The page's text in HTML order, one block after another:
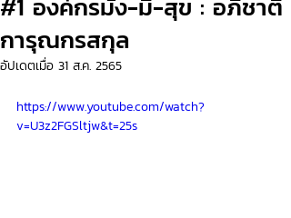
การุณกรสกุล
อัปเดตเมื่อ 31 ส.ค. 2565
https://www.youtube.com/watch?
v=U3z2FGSltjw&t=25s